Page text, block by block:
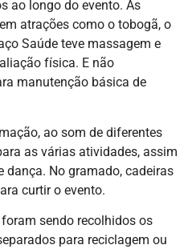
ao longo do evento. As
atrações como o tobogã, o
Saúde teve massagem e
física. E não
manutenção básica de
ao som de diferentes
as várias atividades, assim
dança. No gramado, cadeiras
curtir o evento.
sendo recolhidos os
para reciclagem ou